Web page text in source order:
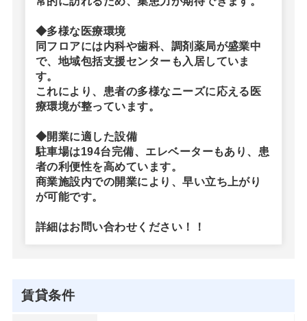
◆多様な医療環境
同フロアには内科や歯科、調剤薬局が盛業中
で、地域包括支援センターも入居していま
す。
これにより、患者の多様なニーズに応える医
療環境が整っています。
◆開業に適した設備
駐車場は194台完備、エレベーターもあり、患
者の利便性を高めています。
商業施設内での開業により、早い立ち上がり
が可能です。
詳細はお問い合わせください！！
賃貸条件